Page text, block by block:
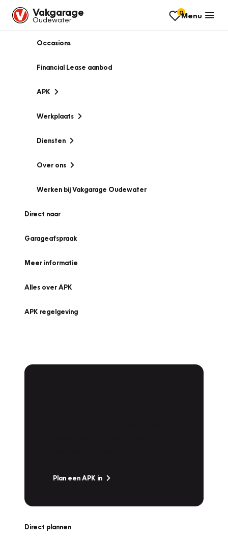
Vakgarage
Oudewater
0Menu
Occasions
Financial Lease aanbod
APK
Werkplaats
Diensten
Over ons
Werken bij Vakgarage Oudewater
Direct naar
Garageafspraak
Meer informatie
Alles over APK
APK regelgeving
Plan een APK in
Direct plannen